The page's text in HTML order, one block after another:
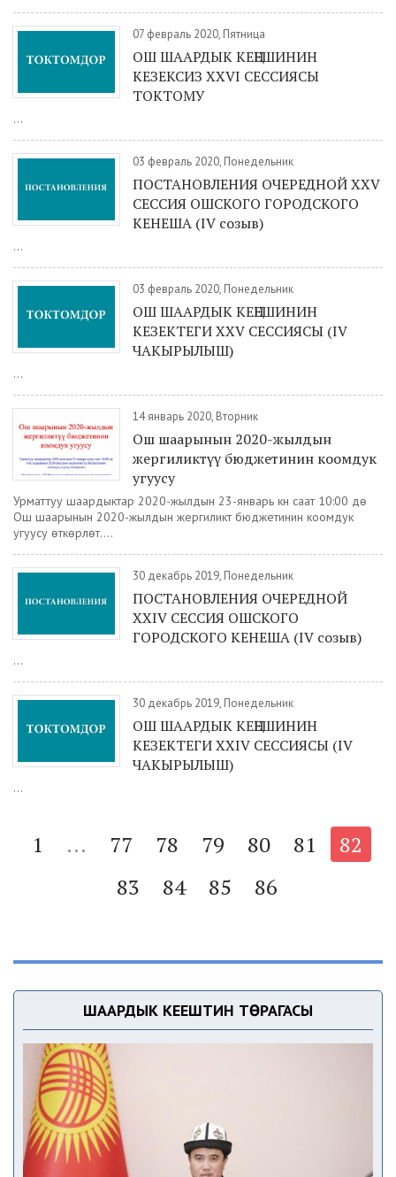
07 февраль 2020, Пятница
ОШ ШААРДЫК КЕҢЕШИНИН
КЕЗЕКСИЗ XXVI СЕССИЯСЫ
ТОКТОМУ
...
03 февраль 2020, Понедельник
ПОСТАНОВЛЕНИЯ ОЧЕРЕДНОЙ XXV
СЕССИЯ ОШСКОГО ГОРОДСКОГО
КЕНЕША (IV созыв)
...
03 февраль 2020, Понедельник
ОШ ШААРДЫК КЕҢЕШИНИН
КЕЗЕКТЕГИ ХXV СЕССИЯСЫ (IV
ЧАКЫРЫЛЫШ)
...
14 январь 2020, Вторник
Ош шаарынын 2020-жылдын
жергиликтүү бюджетинин коомдук
угуусу
Урматтуу шаардыктар 2020-жылдын 23-январь күнү саат 10:00 дө
Ош шаарынын 2020-жылдын жергиликтүү бюджетинин коомдук
угуусу өткөрүлөт....
30 декабрь 2019, Понедельник
ПОСТАНОВЛЕНИЯ ОЧЕРЕДНОЙ
XXIV СЕССИЯ ОШСКОГО
ГОРОДСКОГО КЕНЕША (IV созыв)
...
30 декабрь 2019, Понедельник
ОШ ШААРДЫК КЕҢЕШИНИН
КЕЗЕКТЕГИ ХXIV СЕССИЯСЫ (IV
ЧАКЫРЫЛЫШ)
...
1 ... 77 78 79 80 81
82
83
84 85 86
ШААРДЫК КЕҢЕШТИН ТӨРАГАСЫ